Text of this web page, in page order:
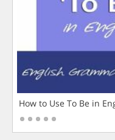
How to Use To Be in